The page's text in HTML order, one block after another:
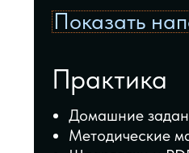
Шпаргалки и PDF-ки
Чат с единомышленниками
для практики и поддержки
Сопровождение